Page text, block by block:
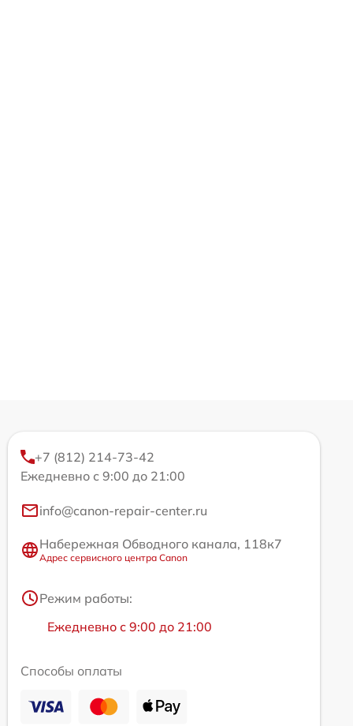
+7 (812) 214-73-42
Ежедневно с 9:00 до 21:00
info@canon-repair-center.ru
Набережная Обводного канала, 118к7
Адрес сервисного центра Canon
Режим работы:
Ежедневно с 9:00 до 21:00
Способы оплаты